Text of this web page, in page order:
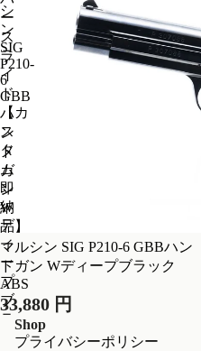
ー
ス
ラ
イ
ド
【カ
ス
タ
ム
即
納
品】
シ
ン
SIG
P210-
6
GBB
ハ
ン
ド
ガ
ン
W
デ
ィ
ー
プ
ブ
ラ
マルシン SIG P210-6 GBBハン
ドガン Wディープブラック
ABS
33,880 円
Shop
プライバシーポリシー